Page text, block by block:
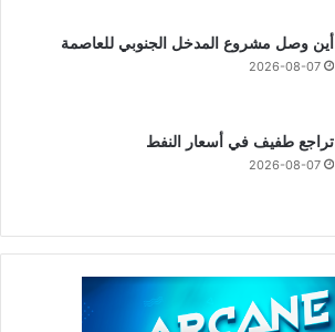
أين وصل مشروع المدخل الجنوبي للعاصمة
2026-08-07
تراجع طفيف في أسعار النفط
2026-08-07